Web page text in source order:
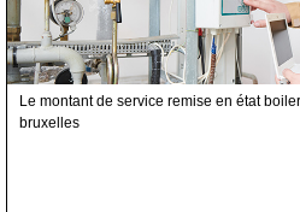
Le montant de service remise en état
bruxelles